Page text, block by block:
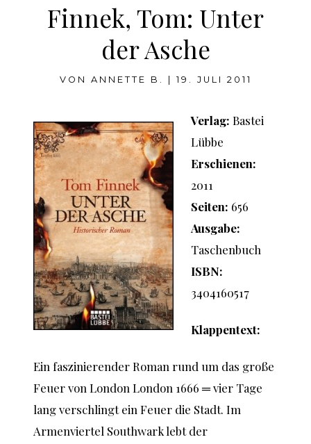
Finnek, Tom: Unter
der Asche
VON ANNETTE B. 19. JULI 2011
Verlag: Bastei
Lübbe
Erschienen:
2011
Seiten: 656
Ausgabe:
Taschenbuch
ISBN:
3404160517
Klappentext:
Ein faszinierender Roman rund um das große
Feuer von London London 1666 ═ vier Tage
lang verschlingt ein Feuer die Stadt. Im
Armenviertel Southwark lebt der